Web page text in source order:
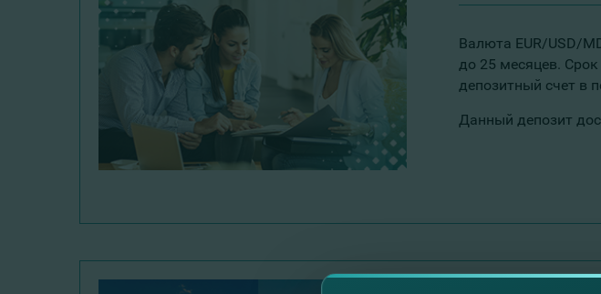
Валюта EUR/USD/
до 25 месяцев.
депозитный счет в
Данный депозит